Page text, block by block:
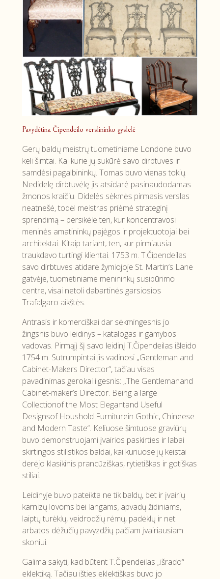
Pavydėtina Čipendeilo verslininko gyslelė
Gerų baldų meistrų tuometiniame Londone buvo
keli šimtai. Kai kurie jų sukūrė savo dirbtuves ir
samdėsi pagalbininkų. Tomas buvo vienas tokių.
Nedidelę dirbtuvėlę jis atsidarė pasinaudodamas
žmonos kraičiu. Didelės sėkmės pirmasis verslas
neatnešė, todėl meistras priėmė strateginį
sprendimą – persikėlė ten, kur koncentravosi
meninės amatininkų pajėgos ir projektuotojai bei
architektai. Kitaip tariant, ten, kur pirmiausia
traukdavo turtingi klientai. 1753 m. T.Čipendeilas
savo dirbtuves atidarė žymiojoje St. Martin’s Lane
gatvėje, tuometiniame menininkų susibūrimo
centre, visai netoli dabartinės garsiosios
Trafalgaro aikštės.
Antrasis ir komerciškai dar sėkmingesnis jo
žingsnis buvo leidinys – katalogas ir gamybos
vadovas. Pirmąjį šį savo leidinį T.Čipendeilas išleido
1754 m. Sutrumpintai jis vadinosi „Gentleman and
Cabinet-Makers Director“, tačiau visas
pavadinimas gerokai ilgesnis: „The Gentlemanand
Cabinet-maker’s Director. Being a large
Collectionof the Most Elegantand Useful
Designsof Houshold Furniturein Gothic, Chineese
and Modern Taste“. Keliuose šimtuose graviūrų
buvo demonstruojami įvairios paskirties ir labai
skirtingos stilistikos baldai, kai kuriuose jų keistai
derėjo klasikinis prancūziškas, rytietiškas ir gotiškas
stiliai.
Leidinyje buvo pateikta ne tik baldų, bet ir įvairių
karnizų lovoms bei langams, apvadų židiniams,
laiptų turėklų, veidrodžių rėmų, padėklų ir net
arbatos dėžučių pavyzdžių pačiam įvairiausiam
skoniui.
Galima sakyti, kad būtent T.Čipendeilas „išrado“
eklektiką. Tačiau išties eklektiškas buvo jo